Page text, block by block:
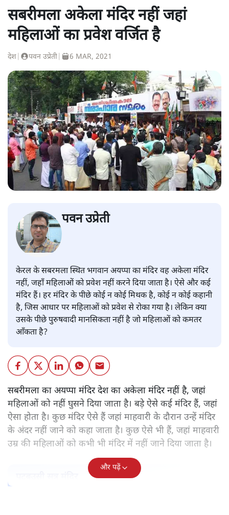
सबरीमला अकेला मंदिर नहीं जहां
महिलाओं का प्रवेश वर्जित है
देश पवन उप्रेती 6 MAR, 2021
पवन उप्रेती
केरल के सबरमला स्थित भगवान अयप्पा का मंदिर वह अकेला मंदिर
नहीं, जहाँ महिलाओं को प्रवेश नहीं करने दिया जाता है। ऐसे और कई
मंदिर हैं। हर मंदिर के पीछे कोई न कोई मिथक है, कोई न कोई कहानी
है, जिस आधार पर महिलाओं को प्रवेश से रोका गया है। लेकिन क्या
उसके पीछे पुरुषवादी मानसिकता नहीं है जो महिलाओं को कमतर
आँकता है?
सबरीमला का अयप्पा मंदिर देश का अकेला मंदिर नहीं है, जहां
महिलाओं को नहीं घुसने दिया जाता है। बड़े ऐसे कई मंदिर हैं, जहां
ऐसा होता है। कुछ मंदिर ऐसे हैं जहां माहवारी के दौरान उन्हें मंदिर
के अंदर नहीं जाने को कहा जाता है। कुछ ऐसे भी हैं, जहां माहवारी
उम्र की महिलाओं को कभी भी मंदिर में नहीं जाने दिया जाता है।
और पढ़ें